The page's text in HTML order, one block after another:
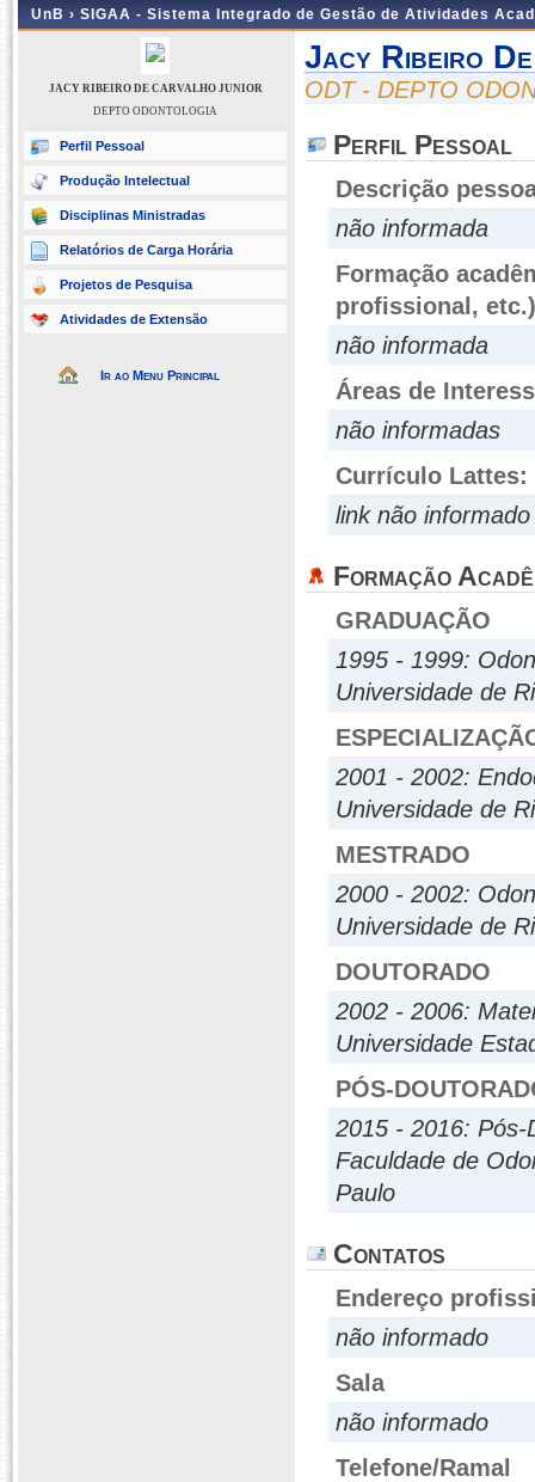
UnB › SIGAA - Sistema Integrado de Gestão de Atividades
JACY RIBEIRO DE CARVALHO JUNIOR
DEPTO ODONTOLOGIA
Perfil Pessoal
Produção Intelectual
Disciplinas Ministradas
Relatórios de Carga Horária
Projetos de Pesquisa
Atividades de Extensão
Ir ao Menu Principal
Jacy Ribeiro
ODT - DEPTO
Perfil Pessoal
Descrição
não informada
Formação
profissional, etc.)
não informada
Áreas de
não informadas
Currículo Lattes:
link não informado
Formação
GRADUAÇÃO
1995 - 1999:
Universidade de
2001 - 2002:
Universidade de
MESTRADO
2000 - 2002:
Universidade de
DOUTORADO
2002 - 2006:
Universidade
PÓS-
2015 - 2016: Pós-
Faculdade de
Paulo
Contatos
Endereço
não informado
Sala
não informado
Telefone/Ramal